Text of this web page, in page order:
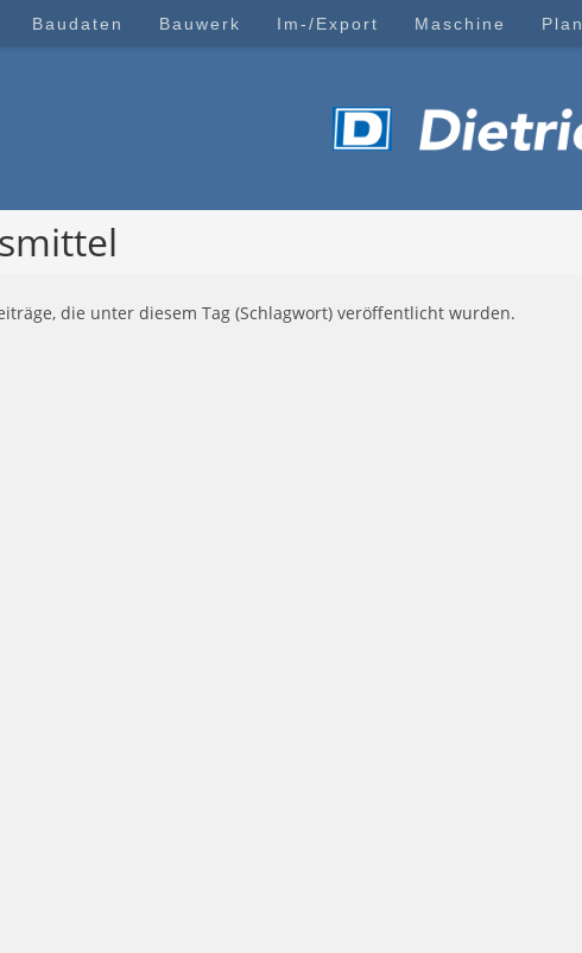
Baudaten Bauwerk Im-/Export Maschine Plan
die unter diesem Tag (Schlagwort) veröffentlicht wurden.